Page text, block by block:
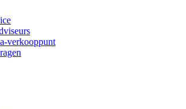
verkooppunt